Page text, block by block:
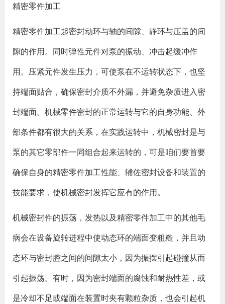
精密零件加工
精密零件加工起密封动环与轴的间隙、静环与压盖的间
隙的作用。同时弹性元件对泵的振动、冲击起缓冲作
用。压紧元件发生压力，可使泵在不运转状态下，也坚
持端面贴合，确保密封介质不外漏，并避免杂质进入密
封端面。机械零件密封的正常运转与它的自身功能、外
部条件都有很大的关系，在实践运转中，机械密封是与
泵的其它零部件一同组合起来运转的，可是咱们要首要
确保自身的精密零件加工性能、辅佐密封设备和装置的
技能要求，使机械密封发挥它应有的作用。
机械密封件的振荡，发热以及精密零件加工中的其他毛
病会在设备旋转进程中使动态环的端面变粗糙，并且动
态环与密封腔之间的间隙太小，因为振摆引起碰撞从而
引起振荡。有时，因为密封端面的腐蚀和耐热性差，或
是冷却不足或端面在装置时夹有颗粒杂质，也会引起机